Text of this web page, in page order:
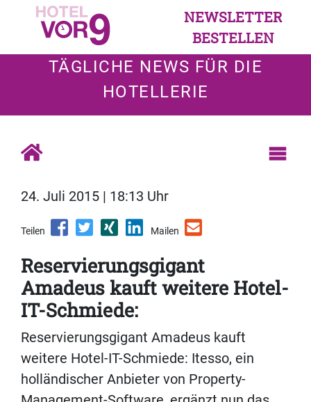
NEWSLETTER
BESTELLEN
TÄGLICHE NEWS FÜR DIE
HOTELLERIE
24. Juli 2015 | 18:13 Uhr
Teilen Mailen
Reservierungsgigant
Amadeus kauft weitere Hotel-
IT-Schmiede:
Reservierungsgigant Amadeus kauft
weitere Hotel-IT-Schmiede: Itesso, ein
holländischer Anbieter von Property-